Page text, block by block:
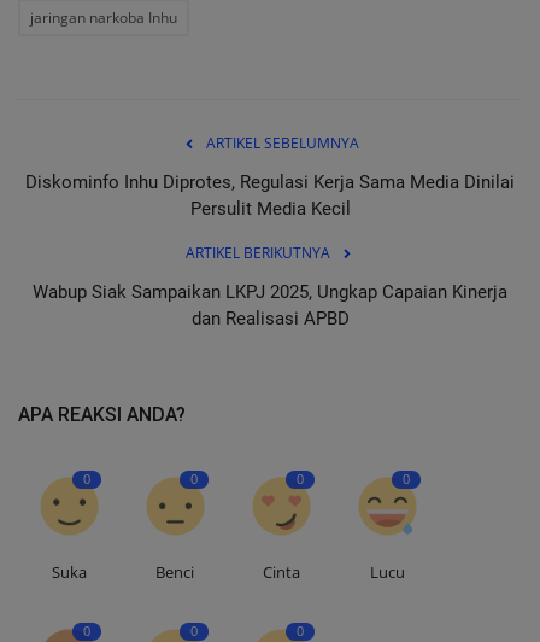
jaringan narkoba Inhu
ARTIKEL SEBELUMNYA
Diskominfo Inhu Diprotes, Regulasi Kerja Sama Media Dinilai
Persulit Media Kecil
ARTIKEL BERIKUTNYA
Wabup Siak Sampaikan LKPJ 2025, Ungkap Capaian Kinerja
dan Realisasi APBD
APA REAKSI ANDA?
0
Suka
0
Benci
0
Cinta
0
Lucu
0 0 0